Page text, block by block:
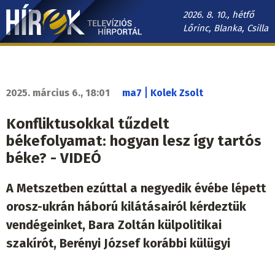
Ugrás
tartalomra
2026. 8. 10., hétfő
Lőrinc, Blanka, Csilla
Hírek.sk
2025. március 6., 18:01 ma7 Kolek Zsolt
Konfliktusokkal tűzdelt
békefolyamat: hogyan lesz így tartós
béke? - VIDEÓ
A Metszetben ezúttal a negyedik évébe lépett
orosz-ukrán háború kilátásairól kérdeztük
vendégeinket, Bara Zoltán külpolitikai
szakírót, Berényi József korábbi külügyi